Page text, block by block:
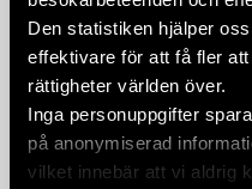
Den statistiken hjälper
effektivare för att få fler
rättigheter världen över.
Inga personuppgifter
på anonymiserad
vilket innebär att vi aldrig